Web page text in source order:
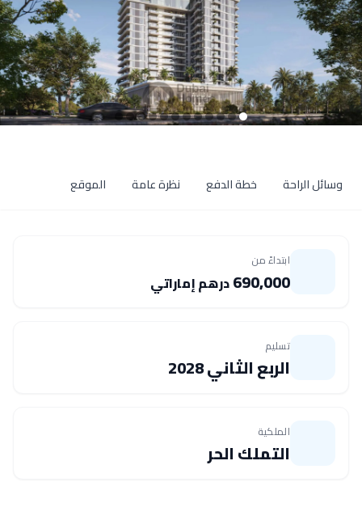
وسائل الراحة خطة الدفع نظرة عامة الموقع
ابتداءً من
690,000درهم إماراتي
تسليم
الربع الثاني 2028
الملكية
التملك الحر